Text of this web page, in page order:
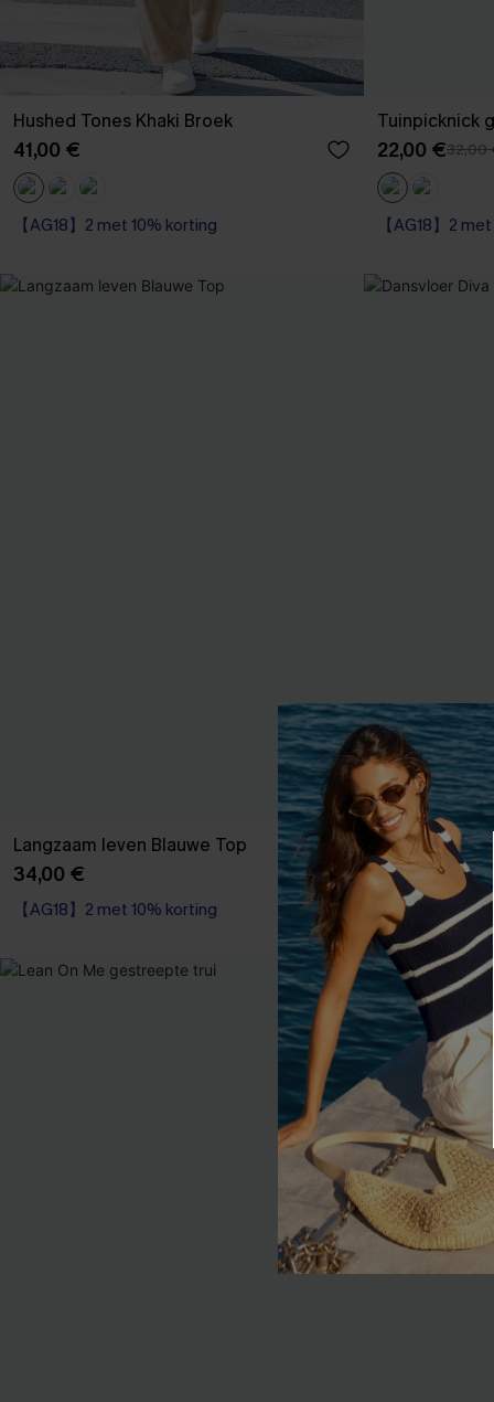
Hushed Tones Khaki Broek
41,00 €
【AG18】2 met 10% korting
Tuinpicknick
22,00 €32,00
【AG18】2
Langzaam leven Blauwe Top
34,00 €
【AG18】2 met 10% korting
Dansvloer
46,00 €
【AG18】2